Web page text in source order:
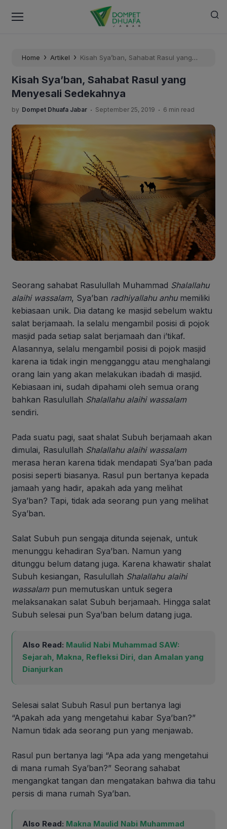
Home › Artikel › Kisah Sya’ban, Sahabat Rasul yang
Kisah Sya’ban, Sahabat Rasul yang
Menyesali Sedekahnya
by Dompet Dhuafa Jabar . September 25, 2019 . 6 min read
Seorang sahabat Rasulullah Muhammad Shalallahu
alaihi wassalam, Sya’ban radhiyallahu anhu memiliki
kebiasaan unik. Dia datang ke masjid sebelum waktu
salat berjamaah. Ia selalu mengambil posisi di pojok
masjid pada setiap salat berjamaah dan i’tikaf.
Alasannya, selalu mengambil posisi di pojok masjid
karena ia tidak ingin mengganggu atau menghalangi
orang lain yang akan melakukan ibadah di masjid.
Kebiasaan ini, sudah dipahami oleh semua orang
bahkan Rasulullah Shalallahu alaihi wassalam
sendiri.
Pada suatu pagi, saat shalat Subuh berjamaah akan
dimulai, Rasulullah Shalallahu alaihi wassalam
merasa heran karena tidak mendapati Sya’ban pada
posisi seperti biasanya. Rasul pun bertanya kepada
jamaah yang hadir, apakah ada yang melihat
Sya’ban? Tapi, tidak ada seorang pun yang melihat
Sya’ban.
Salat Subuh pun sengaja ditunda sejenak, untuk
menunggu kehadiran Sya’ban. Namun yang
ditunggu belum datang juga. Karena khawatir shalat
Subuh kesiangan, Rasulullah Shalallahu alaihi
wassalampun memutuskan untuk segera
melaksanakan salat Subuh berjamaah. Hingga salat
Subuh selesai pun Sya’ban belum datang juga.
Also Read: Maulid Nabi Muhammad SAW:
Sejarah, Makna, Refleksi Diri, dan Amalan yang
Dianjurkan
Selesai salat Subuh Rasul pun bertanya lagi
“Apakah ada yang mengetahui kabar Sya’ban?”
Namun tidak ada seorang pun yang menjawab.
Rasul pun bertanya lagi “Apa ada yang mengetahui
di mana rumah Sya’ban?” Seorang sahabat
mengangkat tangan dan mengatakan bahwa dia tahu
persis di mana rumah Sya’ban.
Also Read: Makna Maulid Nabi Muhammad